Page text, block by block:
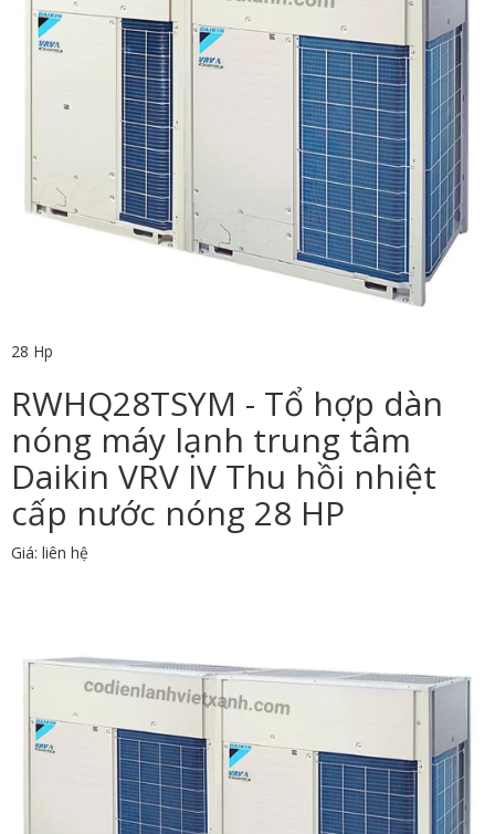
28 Hp
RWHQ28TSYM - Tổ hợp dàn
nóng máy lạnh trung tâm
Daikin VRV IV Thu hồi nhiệt
cấp nước nóng 28 HP
Giá: liên hệ